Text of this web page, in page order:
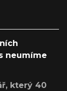
neumíme
který 40